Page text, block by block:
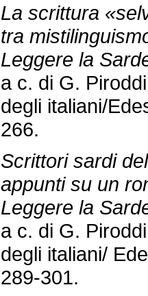
La scrittura
tra
Leggere la
a c. di G.
degli italiani/
266.
Scrittori sardi
appunti su un
Leggere la
a c. di G.
degli italiani/
289-301.